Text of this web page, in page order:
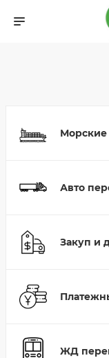
Морские
Авто
Закуп и
ЖД